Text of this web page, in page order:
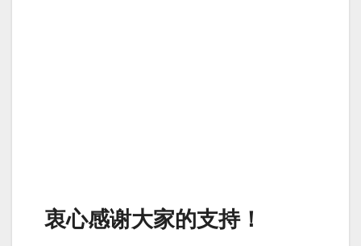
衷心感谢大家的支持！